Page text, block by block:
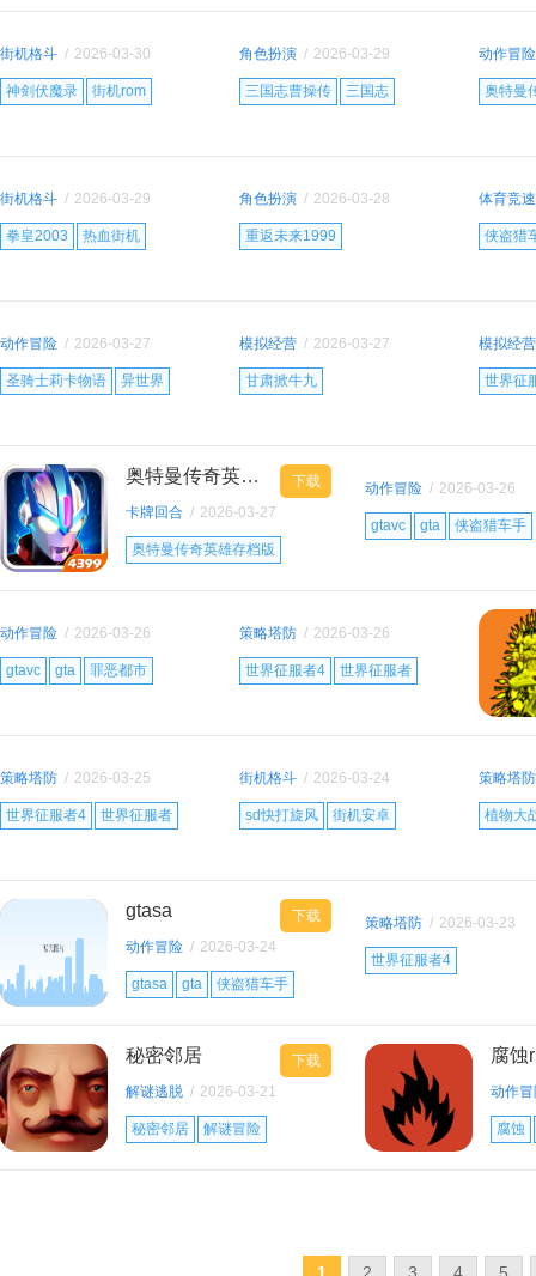
街机格斗 / 2026-03-30
09:43:17
神剑伏魔录 街机rom
角色扮演 / 2026-03-29
16:26:28
三国志曹操传 三国志
动作冒险
15:25:31
奥特曼
街机格斗 / 2026-03-29
11:10:23
拳皇2003 热血街机
角色扮演 / 2026-03-28
12:39:10
重返未来1999
体育竞速
16:52:05
侠盗猎
动作冒险 / 2026-03-27
14:15:11
圣骑士莉卡物语 异世界
模拟经营 / 2026-03-27
13:47:45
甘肃掀牛九
模拟经营
10:54:17
世界征
奥特曼传奇英雄存档版
卡牌回合 / 2026-03-27
09:41:30
奥特曼传奇英雄存档版
奥特曼传奇英雄内购版
奥特曼系列
下载 动作冒险 / 2026-03-26
15:19:42
gtavc gta 侠盗猎车手
动作冒险 / 2026-03-26
10:25:17
gtavc gta 罪恶都市
策略塔防 / 2026-03-26
09:03:34
世界征服者4 世界征服者
策略塔防 / 2026-03-25
14:29:11
世界征服者4 世界征服者
街机格斗 / 2026-03-24
14:25:01
sd快打旋风 街机安卓
策略塔防
09:59:45
植物大
gtasa
动作冒险 / 2026-03-24
09:49:28
gtasa gta 侠盗猎车手
下载 策略塔防 / 2026-03-23
13:57:12
世界征服者4
秘密邻居
解谜逃脱 / 2026-03-21
15:30:52
秘密邻居 解谜冒险
下载 腐蚀
动作
腐蚀